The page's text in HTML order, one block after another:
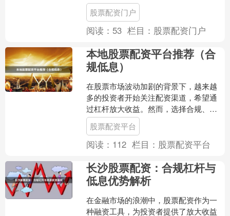
过券商正规渠道进行股票配资门户，具
备更高的合规性和安全性....
股票配资门户
阅读： 53 栏目： 股票配资门户
本地股票配资平台推荐（合
规低息）
在股票市场波动加剧的背景下，越来越
多的投资者开始关注配资渠道，希望通
过杠杆放大收益。然而，选择合规、低
息的本地配资平台股票配资平台，是保
障资金安全的第一步。本文....
股票配资平台
阅读： 112 栏目： 股票配资平台
长沙股票配资：合规杠杆与
低息优势解析
在金融市场的浪潮中，股票配资作为一
种融资工具，为投资者提供了放大收益